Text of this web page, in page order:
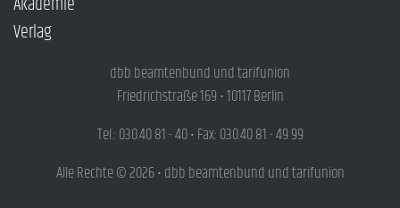
Verlag
dbb beamtenbund und tarifunion
Friedrichstraße 169 • 10117 Berlin
Tel.: 030.40 81 - 40 • Fax: 030.40 81 - 49 99
Alle Rechte © 2026 • dbb beamtenbund und tarifunion